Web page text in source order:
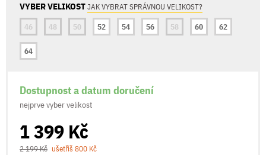
VYBER VELIKOSTJAK VYBRAT SPRÁVNOU VELIKOST?
46
48 50 52 54 56 58 60 62
64
Dostupnost a datum doručení
nejprve vyber velikost
1 399 Kč
2 199 Kč ušetříš 800 Kč